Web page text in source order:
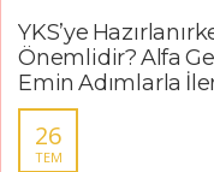
YKS’ye
Önemlidir? Alfa
Emin Adımlarla
26
TEM